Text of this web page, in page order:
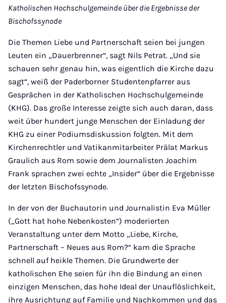
Katholischen Hochschulgemeinde über die Ergebnisse der
Bischofssynode
Die Themen Liebe und Partnerschaft seien bei jungen
Leuten ein „Dauerbrenner“, sagt Nils Petrat. „Und sie
schauen sehr genau hin, was eigentlich die Kirche dazu
sagt“, weiß der Paderborner Studentenpfarrer aus
Gesprächen in der Katholischen Hochschulgemeinde
(KHG). Das große Interesse zeigte sich auch daran, dass
weit über hundert junge Menschen der Einladung der
KHG zu einer Podiumsdiskussion folgten. Mit dem
Kirchenrechtler und Vatikanmitarbeiter Prälat Markus
Graulich aus Rom sowie dem Journalisten Joachim
Frank sprachen zwei echte „Insider“ über die Ergebnisse
der letzten Bischofssynode.
In der von der Buchautorin und Journalistin Eva Müller
(„Gott hat hohe Nebenkosten“) moderierten
Veranstaltung unter dem Motto „Liebe, Kirche,
Partnerschaft – Neues aus Rom?“ kam die Sprache
schnell auf heikle Themen. Die Grundwerte der
katholischen Ehe seien für ihn die Bindung an einen
einzigen Menschen, das hohe Ideal der Unauflöslichkeit,
ihre Ausrichtung auf Familie und Nachkommen und das